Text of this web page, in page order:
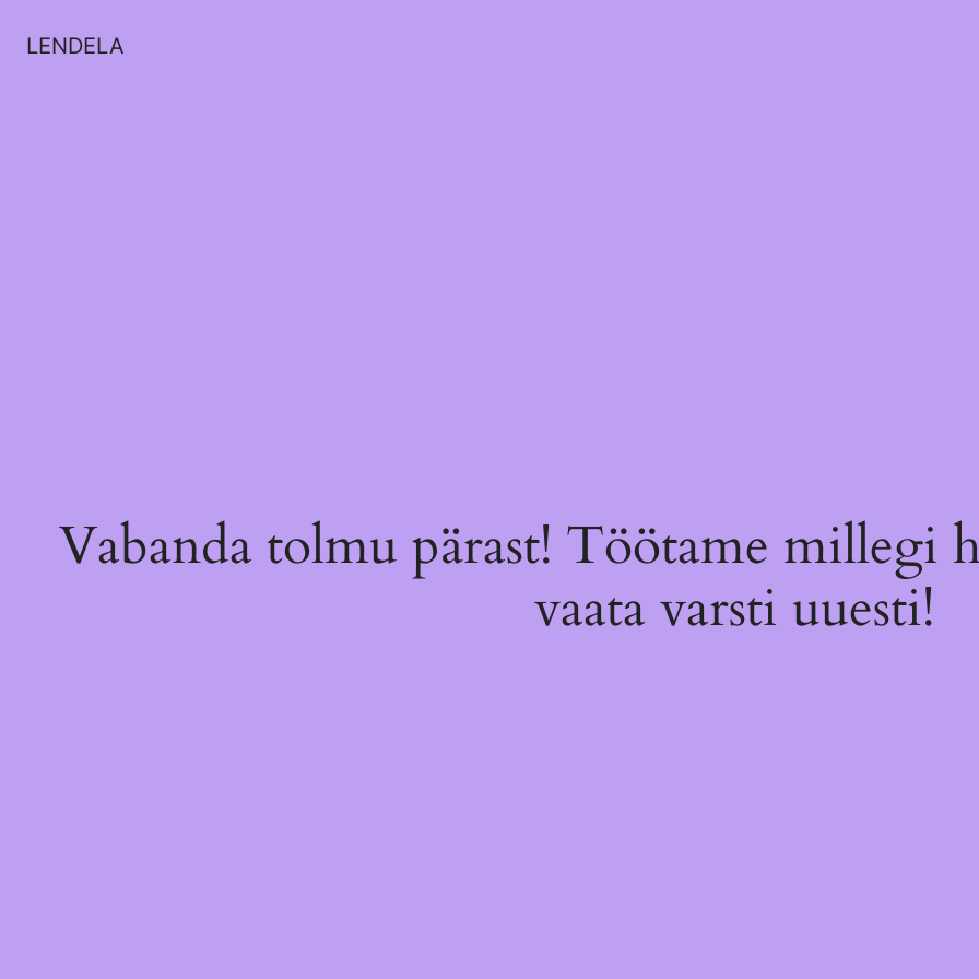
LENDELA
Vabanda tolmu pärast! Töötame millegi
vaata varsti uuesti!